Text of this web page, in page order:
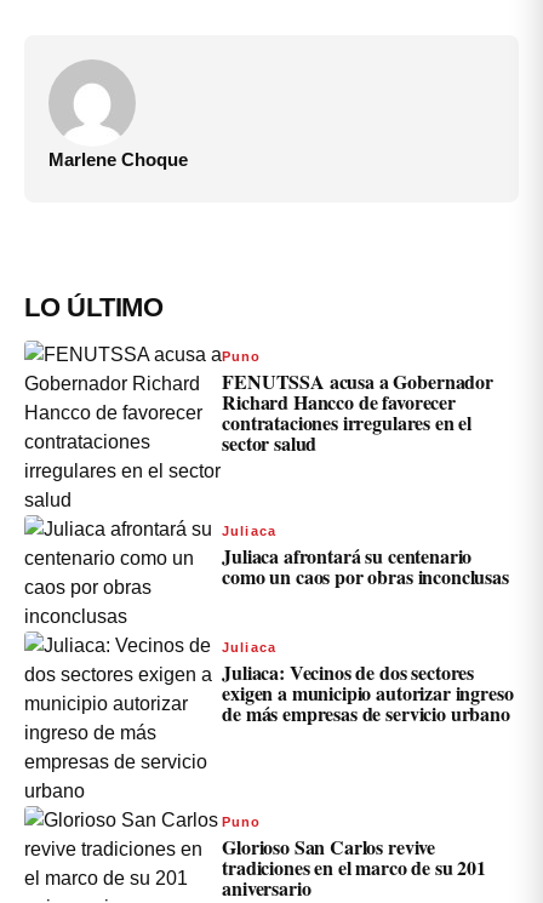
Marlene Choque
LO ÚLTIMO
Puno
FENUTSSA acusa a Gobernador
Richard Hancco de favorecer
contrataciones irregulares en el
sector salud
Juliaca
Juliaca afrontará su centenario
como un caos por obras inconclusas
Juliaca
Juliaca: Vecinos de dos sectores
exigen a municipio autorizar ingreso
de más empresas de servicio urbano
Puno
Glorioso San Carlos revive
tradiciones en el marco de su 201
aniversario